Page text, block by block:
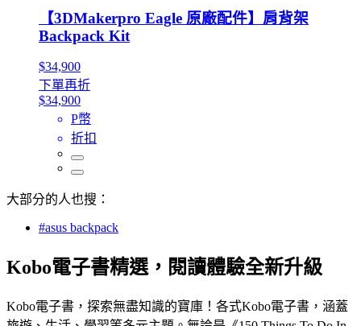
【3DMakerpro Eagle 原廠配件】肩背架
Backpack Kit
$34,900
下單再折
$34,900
P幣
折扣
大部分的人也搜：
#asus backpack
Kobo電子書精選，閱讀體驗全新升級
Kobo電子書，探索無盡知識的寶庫！各式Kobo電子書，涵蓋